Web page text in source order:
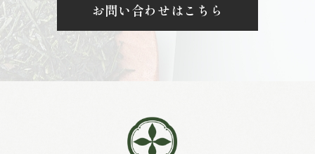
お問い合わせはこちら